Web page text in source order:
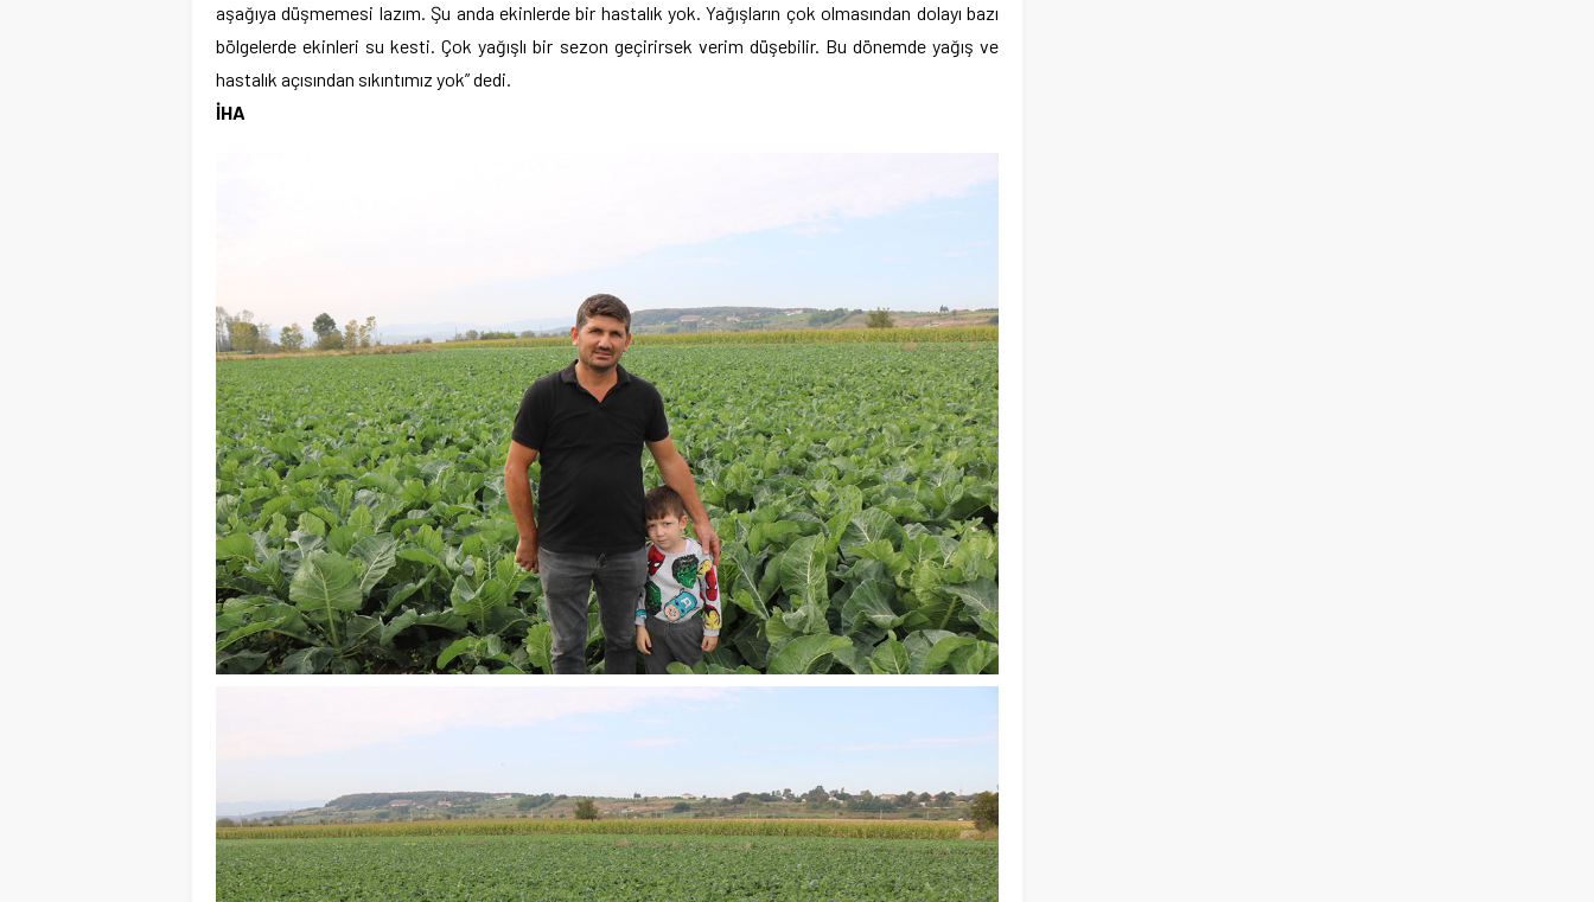
aşağıya düşmemesi lazım. Şu anda ekinlerde bir hastalık yok. Yağışların çok olmasından dolayı bazı
bölgelerde ekinleri su kesti. Çok yağışlı bir sezon geçirirsek verim düşebilir. Bu dönemde yağış ve
hastalık açısından sıkıntımız yok” dedi.
İHA